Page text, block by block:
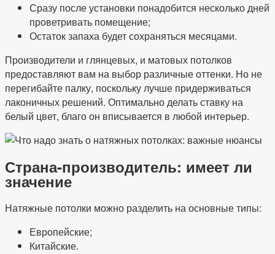
Сразу после установки понадобится несколько дней
проветривать помещение;
Остаток запаха будет сохраняться месяцами.
Производители и глянцевых, и матовых потолков
предоставляют вам на выбор различные оттенки. Но не
перегибайте палку, поскольку лучше придерживаться
лаконичных решений. Оптимально делать ставку на
белый цвет, благо он вписывается в любой интерьер.
Страна-производитель: имеет ли
значение
Натяжные потолки можно разделить на основные типы:
Европейские;
Китайские.